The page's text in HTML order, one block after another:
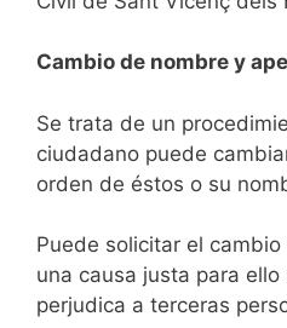
Cambio de nombre y
Se trata de un
ciudadano puede
orden de éstos o su
Puede solicitar el
una causa justa para
perjudica a terceras